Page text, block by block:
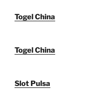
Togel China
Togel China
Slot Pulsa